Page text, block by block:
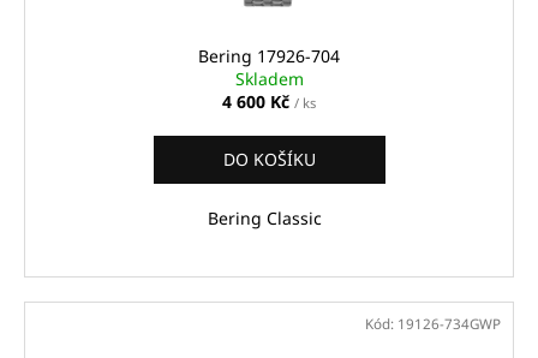
Bering 17926-704
Skladem
4 600 Kč / ks
DO KOŠÍKU
Bering Classic
Kód: 19126-734GWP